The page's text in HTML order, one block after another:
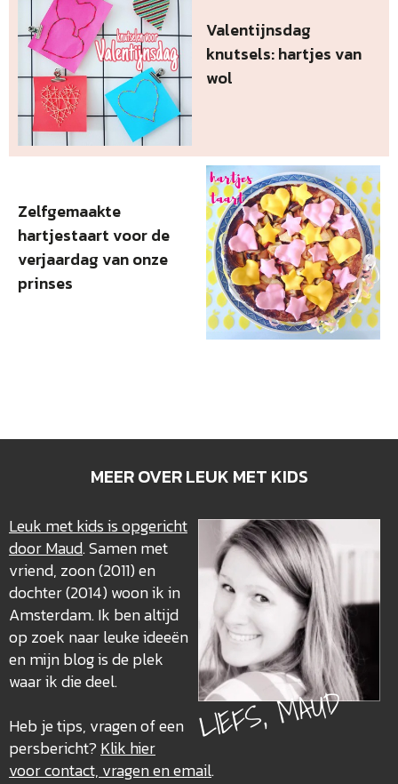
Valentijnsdag
knutsels: hartjes van
wol
Zelfgemaakte
hartjestaart voor de
verjaardag van onze
prinses
MEER OVER LEUK MET KIDS
LIEFS, MAUD
Leuk met kids is opgericht
door Maud. Samen met
vriend, zoon (2011) en
dochter (2014) woon ik in
Amsterdam. Ik ben altijd
op zoek naar leuke ideeën
en mijn blog is de plek
waar ik die deel.
Heb je tips, vragen of een
persbericht? Klik hier
voor contact, vragen en email.